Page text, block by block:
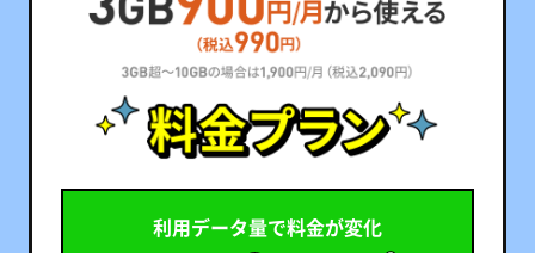
利用データ量で料金が変化